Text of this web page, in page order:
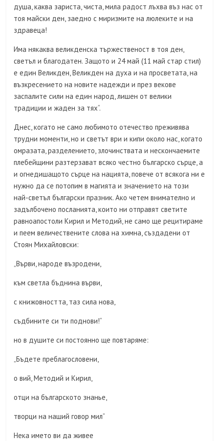
душа, каква зариста, чиста, мила радост лъхва въз нас от
тоя майски ден, заедно с миризмите на люлеките и на
здравеца!
Има някаква великденска тържественост в тоя ден,
светъл и благодатен. Защото и 24 май (11 май стар стил)
е един Великден, Великден на духа и на просветата, на
възкресението на новите надежди и през векове
заспалите сили на един народ, лишен от велики
традиции и жаден за тях“.
Днес, когато не само любимото отечество преживява
трудни моменти, но и светът ври и кипи около нас, когато
омразата, разделението, злочинствата и нескончаемите
плебейщини разтерзават всяко честно българско сърце, а
и огнедишащото сърце на нацията, повече от всякога ни е
нужно да се потопим в магията и значението на този
най-светъл български празник. Ако четем внимателно и
задълбочено посланията, които ни отправят светите
равноапостоли Кирил и Методий, не само ще рецитираме
и пеем величествените слова на химна, създадени от
Стоян Михайловски:
„Върви, народе възродени,
към светла бъднина върви,
с книжовността, таз сила нова,
съдбините си ти поднови!“
но в душите си постоянно ще повтаряме:
„Бъдете преблагословени,
о вий, Методий и Кирил,
отци на българското знанье,
творци на наший говор мил“
Нека името ви да живее